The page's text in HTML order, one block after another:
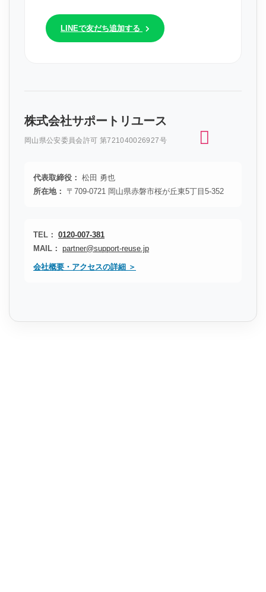
LINEで友だち追加する
株式会社サポートリユース
岡山県公安委員会許可 第721040026927号
代表取締役： 松田 勇也
所在地：
〒709-0721 岡山県赤磐市桜が丘東5丁目5-352
TEL： 0120-007-381
MAIL： partner@support-reuse.jp
会社概要・アクセスの詳細 ＞